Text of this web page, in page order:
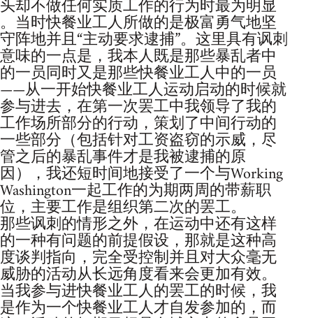
头却不做任何实质工作的行为时最为明显
。当时快餐业工人所做的是极富勇气地坚
守阵地并且“主动要求逮捕”。这里具有讽刺
意味的一点是，我本人既是那些暴乱者中
的一员同时又是那些快餐业工人中的一员
——从一开始快餐业工人运动启动的时候就
参与进去，在第一次罢工中我领导了我的
工作场所部分的行动，策划了中间行动的
一些部分（包括针对工资盗窃的示威，尽
管之后的暴乱事件才是我被逮捕的原
因），我还短时间地接受了一个与Working
Washington一起工作的为期两周的带薪职
位，主要工作是组织第二次的罢工。
那些讽刺的情形之外，在运动中还有这样
的一种有问题的前提假设，那就是这种高
度谈判指向，完全受控制并且对大众毫无
威胁的活动从长远角度看来会更加有效。
当我参与进快餐业工人的罢工的时候，我
是作为一个快餐业工人才自发参加的，而